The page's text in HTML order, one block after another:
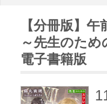
【分冊版】
～先生のた
電子書籍版